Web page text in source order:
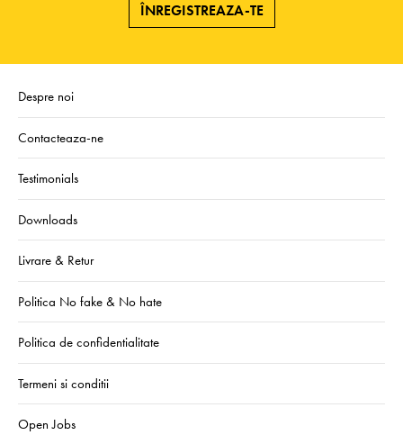
ÎNREGISTREAZA-TE
Despre noi
Contacteaza-ne
Testimonials
Downloads
Livrare & Retur
Politica No fake & No hate
Politica de confidentialitate
Termeni si conditii
Open Jobs